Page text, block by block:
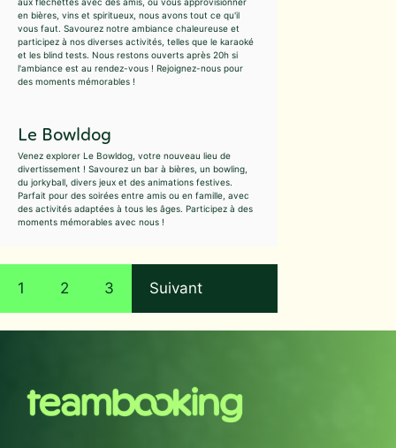
en bières, vins et spiritueux, nous avons tout ce qu'il
vous faut. Savourez notre ambiance chaleureuse et
participez à nos diverses activités, telles que le karaoké
et les blind tests. Nous restons ouverts après 20h si
l'ambiance est au rendez-vous ! Rejoignez-nous pour
des moments mémorables !
Le Bowldog
Venez explorer Le Bowldog, votre nouveau lieu de
divertissement ! Savourez un bar à bières, un bowling,
du jorkyball, divers jeux et des animations festives.
Parfait pour des soirées entre amis ou en famille, avec
des activités adaptées à tous les âges. Participez à des
moments mémorables avec nous !
1 2 3 Suivant